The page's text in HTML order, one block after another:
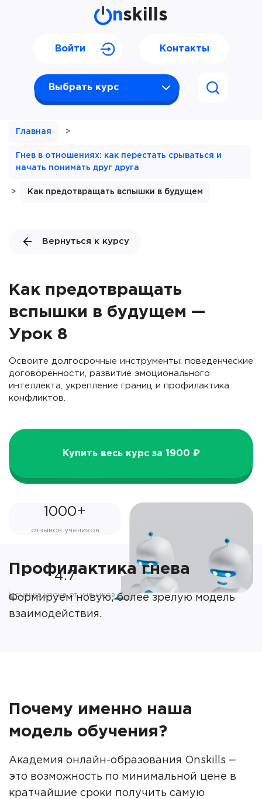
nskills
Выбрать курс
Войти Контакты
Главная >
Гнев в отношениях: как перестать срываться и
начать понимать друг друга
> Как предотвращать вспышки в будущем
Вернуться к курсу
Как предотвращать
вспышки в будущем —
Урок 8
Освоите долгосрочные инструменты: поведенческие
договорённости, развитие эмоционального
интеллекта, укрепление границ и профилактика
конфликтов.
Купить весь курс за 1900 ₽
1000+
отзывов учеников
4.7
оценка урока от учеников
Профилактика гнева
Формируем новую, более зрелую модель
взаимодействия.
Почему именно наша
модель обучения?
Академия онлайн-образования Onskills ‒
это возможность по минимальной цене в
кратчайшие сроки получить самую